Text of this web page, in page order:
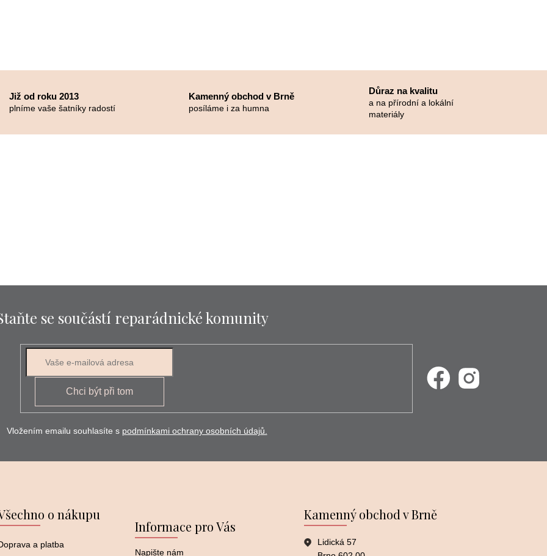
Již od roku 2013
plníme vaše šatníky radostí
Kamenný obchod v Brně
posíláme i za humna
Důraz na kvalitu
a na přírodní a lokální
materiály
se součástí reparádnické komunity
Chci být při tom
Vložením emailu souhlasíte s podmínkami ochrany osobních údajů.
o nákupu
a platba
Informace pro Vás
Napište nám
Kamenný obchod v Brně
Lidická 57